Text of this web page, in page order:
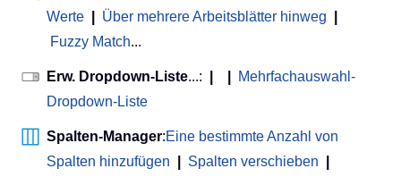
Werte
Über mehrere Arbeitsblätter hinweg
Fuzzy Match...
Erw. Dropdown-Liste...:
Mehrfachauswahl-
Dropdown-Liste
Spalten-Manager:Eine bestimmte Anzahl von
Spalten hinzufügen
Spalten verschieben